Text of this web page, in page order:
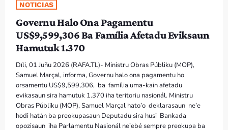
TÉTUM
TÉTUM
PORTUGUÊS
PRÓXIMOS PROGRAMAS
Bom dia RAFA
7:00 AM - 10:00 AM
Bom dia RAFA
NOTICIAS
Governu Halo Ona Pagamentu
US$9,599,306 Ba Família Afetadu Eviksaun
Hamutuk 1.370
Díli, 01 Juñu 2026 (RAFA.TL)- Ministru Obras Públiku (MOP),
Samuel Marçal, informa, Governu halo ona pagamentu ho
orsamentu US$9,599,306, ba família uma-kain afetadu
evikasaun sira hamutuk 1.370 iha teritoriu nasionál. Ministru
Obras Públiku (MOP), Samuel Marçal hato’o deklarasaun ne’e
hodi hatán ba preokupasaun Deputadu sira husi Bankada
opozisaun iha Parlamentu Nasionál ne’ebé sempre preokupa ba